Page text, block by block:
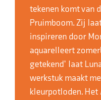
tekenen komt van
Pruimboom. Zij
inspireren door
aquarelleert
getekend’ laat
werkstuk maakt
kleurpotloden. Het